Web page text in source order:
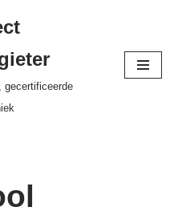
gecertificeerde